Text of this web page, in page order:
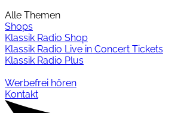
Alle Themen
Shops
Klassik Radio Shop
Klassik Radio Live in Concert Tickets
Klassik Radio Plus
Werbefrei hören
Kontakt